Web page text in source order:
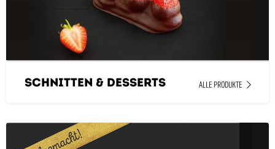
Schnitten & Desserts ALLE PRODUKTE